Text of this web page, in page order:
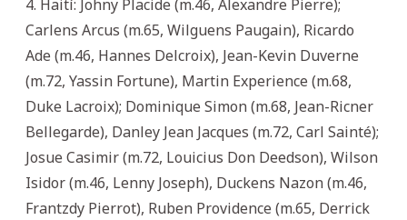
4. Haití: Johny Placide (m.46, Alexandre Pierre);
Carlens Arcus (m.65, Wilguens Paugain), Ricardo
Ade (m.46, Hannes Delcroix), Jean-Kevin Duverne
(m.72, Yassin Fortune), Martin Experience (m.68,
Duke Lacroix); Dominique Simon (m.68, Jean-Ricner
Bellegarde), Danley Jean Jacques (m.72, Carl Sainté);
Josue Casimir (m.72, Louicius Don Deedson), Wilson
Isidor (m.46, Lenny Joseph), Duckens Nazon (m.46,
Frantzdy Pierrot), Ruben Providence (m.65, Derrick